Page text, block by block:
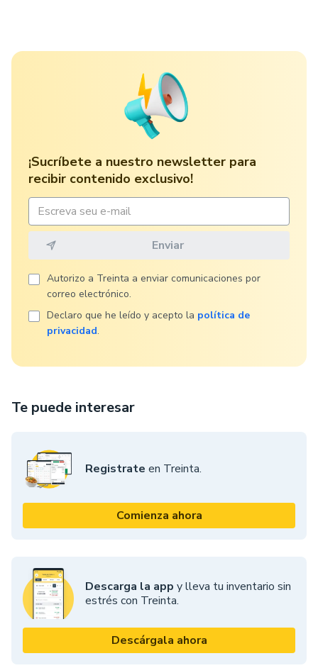
Te puede interesar
Registrate en Treinta.
Comienza ahora
Descarga la app y lleva tu inventario sin
estrés con Treinta.
Descárgala ahora
¡Sucríbete a nuestro newsletter para
recibir contenido exclusivo!
Autorizo ​​a Treinta a enviar comunicaciones por
correo electrónico.
Declaro que he leído y acepto la política de
privacidad.